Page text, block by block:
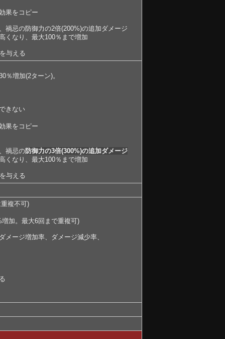
をコピー
禍忌の防御力の2倍(200%)の追加ダメージ
くなり、最大100％まで増加
与える
％増加(2ターン)。
きない
をコピー
禍忌の防御力の3倍(300%)の追加ダメージ
くなり、最大100％まで増加
与える
複不可)
加。最大6回まで重複可)
メージ増加率、ダメージ減少率、